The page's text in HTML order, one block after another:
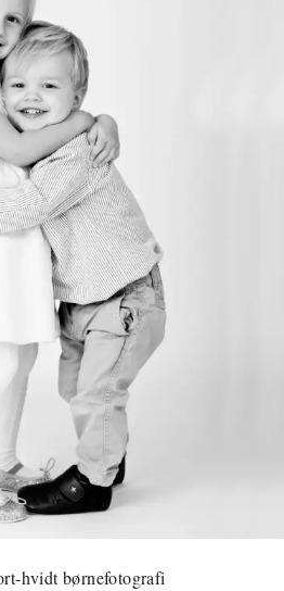
hvidt børnefotografi